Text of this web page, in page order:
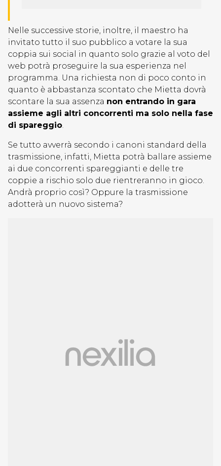
Nelle successive storie, inoltre, il maestro ha
invitato tutto il suo pubblico a votare la sua
coppia sui social in quanto solo grazie al voto del
web potrà proseguire la sua esperienza nel
programma. Una richiesta non di poco conto in
quanto è abbastanza scontato che Mietta dovrà
scontare la sua assenza non entrando in gara
assieme agli altri concorrenti ma solo nella fase
di spareggio.
Se tutto avverrà secondo i canoni standard della
trasmissione, infatti, Mietta potrà ballare assieme
ai due concorrenti spareggianti e delle tre
coppie a rischio solo due rientreranno in gioco.
Andrà proprio così? Oppure la trasmissione
adotterà un nuovo sistema?